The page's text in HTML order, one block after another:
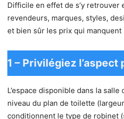
Difficile en effet de s’y retrouver
revendeurs, marques, styles,
et bien sûr les prix qui
​1 – Privilégiez l’aspect
L’espace disponible dans la
niveau du plan de toilette
conditionnent le type de robinet